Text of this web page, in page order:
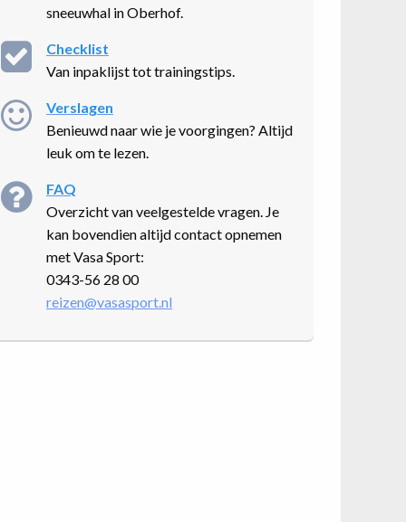
sneeuwhal in Oberhof.
Checklist
Van inpaklijst tot trainingstips.
Verslagen
Benieuwd naar wie je voorgingen? Altijd
leuk om te lezen.
FAQ
Overzicht van veelgestelde vragen. Je
kan bovendien altijd contact opnemen
met Vasa Sport:
0343-56 28 00
reizen@vasasport.nl